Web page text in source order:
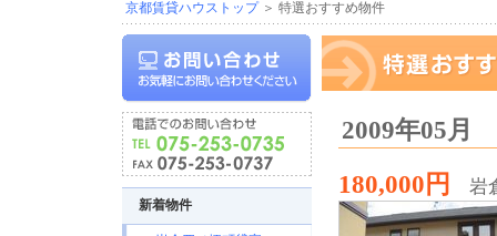
京都賃貸ハウストップ＞ 特選おすすめ物件
2009年05月
180,000円
岩
新着物件